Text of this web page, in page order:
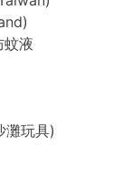
液
灘玩具)